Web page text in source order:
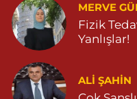
MERVE
Fizik
Yanlışlar!
ALI ŞAHİN